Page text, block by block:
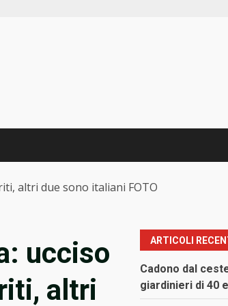
altri due sono italiani FOTO
ucciso
altri
ARTICOLI
Cadono dal
giardinieri di 40